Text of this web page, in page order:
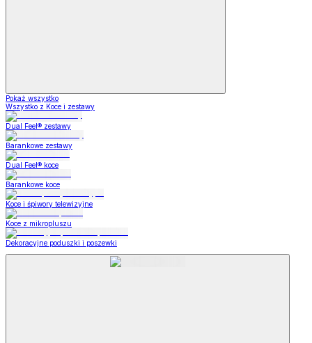
Pokaż wszystko
Wszystko z Koce i zestawy
Dual Feel® zestawy
Barankowe zestawy
Dual Feel® koce
Barankowe koce
Koce i śpiwory telewizyjne
Koce z mikropluszu
Dekoracyjne poduszki i poszewki